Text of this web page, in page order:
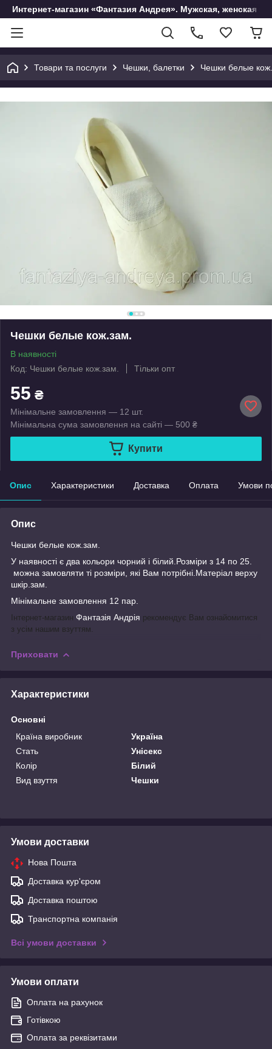
Интернет-магазин «Фантазия Андрея». Мужская, женская и
Товари та послуги Чешки, балетки Чешки белые
Чешки белые кож.зам.
В наявності
Код: Чешки белые кож.зам.
Тільки опт
55 ₴
Мінімальне замовлення — 12 шт.
Мінімальна сума замовлення на сайті — 500 ₴
Купити
Опис Характеристики Доставка Оплата Умови
Опис
Чешки белые кож.зам.
У наявності є два кольори чорний і білий.Розміри з 14 по 25.
можна замовляти ті розміри, які Вам потрібні.Матеріал верху
шкір.зам.
Мінімальне замовлення 12 пар.
Інтернет-магазин Фантазія Андрія рекомендує Вам ознайомитися
з усім нашим взуттям.
Приховати
Характеристики
Основні
Країна виробник
Україна
Стать
Унісекс
Колір
Білий
Вид взуття
Чешки
Умови доставки
Нова Пошта
Доставка кур'єром
Доставка поштою
Транспортна компанія
Всі умови доставки
Умови оплати
Оплата на рахунок
Готівкою
Оплата за реквізитами